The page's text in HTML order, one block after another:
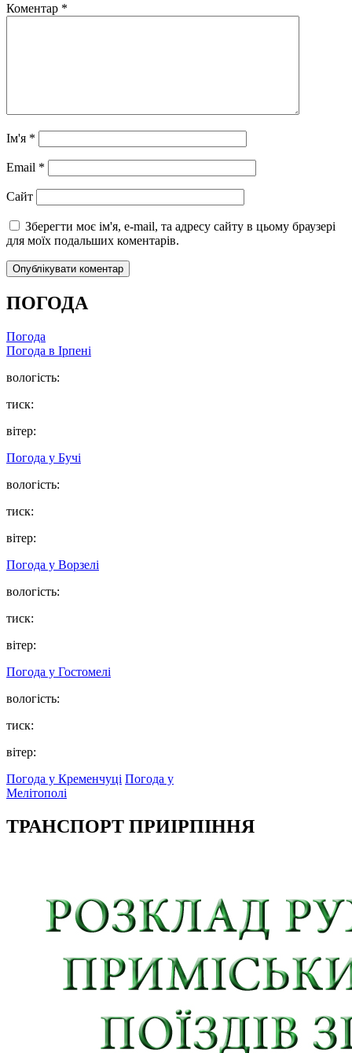
Коментар *
Ім'я *
Email *
Сайт
Зберегти моє ім'я, e-mail, та адресу сайту в цьому браузері
для моїх подальших коментарів.
ПОГОДА
Погода
Погода в Ірпені
вологість:
тиск:
вітер:
Погода у Бучі
вологість:
тиск:
вітер:
Погода у Ворзелі
вологість:
тиск:
вітер:
Погода у Гостомелі
вологість:
тиск:
вітер:
Погода у Кременчуці Погода у
Мелітополі
ТРАНСПОРТ ПРИІРПІННЯ